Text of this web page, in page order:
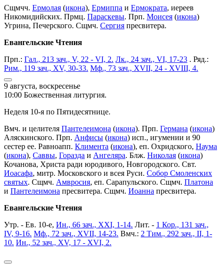
Сщмчч. Ермолая (икона), Ермиппа и Ермократа, иереев
Никомидийских. Прмц. Параскевы. Прп. Моисея (икона)
Угрина, Печерского. Сщмч. Сергия пресвитера.
Евангельские Чтения
Прп.: Гал., 213 зач., V, 22 - VI, 2. Лк., 24 зач., VI, 17-23 . Ряд.:
Рим., 119 зач., XV, 30-33. Мф., 73 зач., XVII, 24 - XVIII, 4.
9 августа, воскресенье
10:00 Божественная литургия.
Неделя 10-я по Пятидесятнице.
Вмч. и целителя Пантелеимона (икона). Прп. Германа (икона)
Аляскинского. Прп. Анфисы (икона) исп., игумении и 90
сестер ее. Равноапп. Климента (икона), еп. Охридского, Наума
(икона), Саввы, Горазда и Ангеляра. Блж. Николая (икона)
Кочанова, Христа ради юродивого, Новгородского. Свт.
Иоасафа, митр. Московского и всея Руси. Собор Смоленских
святых. Сщмч. Амвросия, еп. Сарапульского. Сщмч. Платона
и Пантелеимона пресвитера. Сщмч. Иоанна пресвитера.
Евангельские Чтения
Утр. - Ев. 10-е, Ин., 66 зач., XXI, 1-14. Лит. - 1 Кор., 131 зач.,
IV, 9-16. Мф., 72 зач., XVII, 14-23. Вмч.: 2 Тим., 292 зач., II, 1-
10. Ин., 52 зач., XV, 17 - XVI, 2.